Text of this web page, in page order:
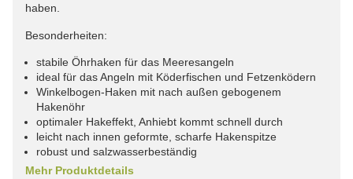
haben.
Besonderheiten:
stabile Öhrhaken für das Meeresangeln
ideal für das Angeln mit Köderfischen und Fetzenködern
Winkelbogen-Haken mit nach außen gebogenem
Hakenöhr
optimaler Hakeffekt, Anhiebt kommt schnell durch
leicht nach innen geformte, scharfe Hakenspitze
robust und salzwasserbeständig
Mehr Produktdetails